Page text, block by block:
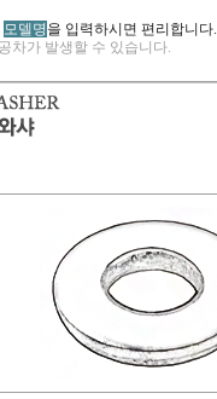
모델명을 입력하시면 편리합니다.
차가 발생할 수 있습니다.